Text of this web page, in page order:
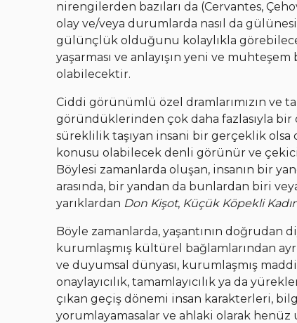
nirengilerden bazıları da (Cervantes,
olay ve/veya durumlarda nasıl da
gülünçlük olduğunu kolaylıkla
yaşarması ve anlayışın yeni ve
olabilecektir.
Ciddi görünümlü özel dramlarımızın ve
göründüklerinden çok daha fazlasıyla
süreklilik taşıyan insani bir gerçeklik olsa
konusu olabilecek denli görünür ve
Böylesi zamanlarda oluşan, insanın bir
arasında, bir yandan da bunlardan biri
yarıklardan Don Kişot, Küçük Köpekli
Böyle zamanlarda, yaşantının doğrudan
kurumlaşmış kültürel bağlamlarından
ve duyumsal dünyası, kurumlaşmış
onaylayıcılık, tamamlayıcılık ya da
çıkan geçiş dönemi insan karakterleri,
yorumlayamasalar ve ahlaki olarak henüz